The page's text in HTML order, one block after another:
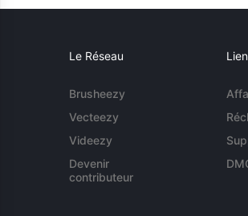
Le Réseau
Brusheezy
Vecteezy
Videezy
Devenir
contributeur